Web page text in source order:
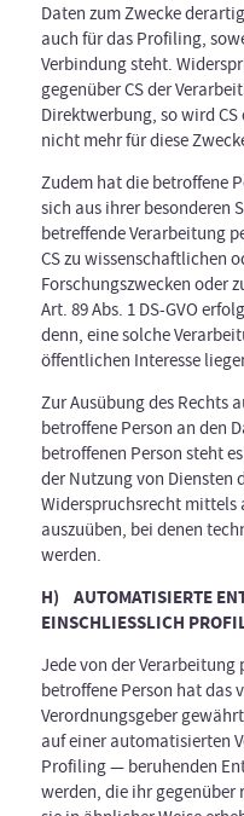
Daten zum Zwecke
auch für das Profiling,
Verbindung steht.
gegenüber CS der
Direktwerbung, so wird
nicht mehr für diese
Zudem hat die betroffene
sich aus ihrer besonderen
betreffende Verarbeitung
CS zu wissenschaftlichen
Forschungszwecken oder
Art. 89 Abs. 1 DS-GVO
denn, eine solche
öffentlichen Interesse
Zur Ausübung des Rechts
betroffene Person an den
betroffenen Person steht
der Nutzung von
Widerspruchsrecht mittels
auszuüben, bei denen
werden.
H) AUTOMATISIERTE
EINSCHLIESSLICH
Jede von der Verarbeitung
betroffene Person hat das
Verordnungsgeber
auf einer automatisierten
Profiling — beruhenden
werden, die ihr